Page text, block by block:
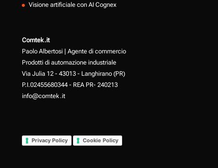
Visione artificiale con AI Cognex
Comtek.it
Paolo Albertosi | Agente di commercio
Prodotti di automazione industriale
Via Julia 12 - 43013 - Langhirano (PR)
P.I.02455680344 - REA PR- 240213
info@comtek.it
Privacy Policy Cookie Policy